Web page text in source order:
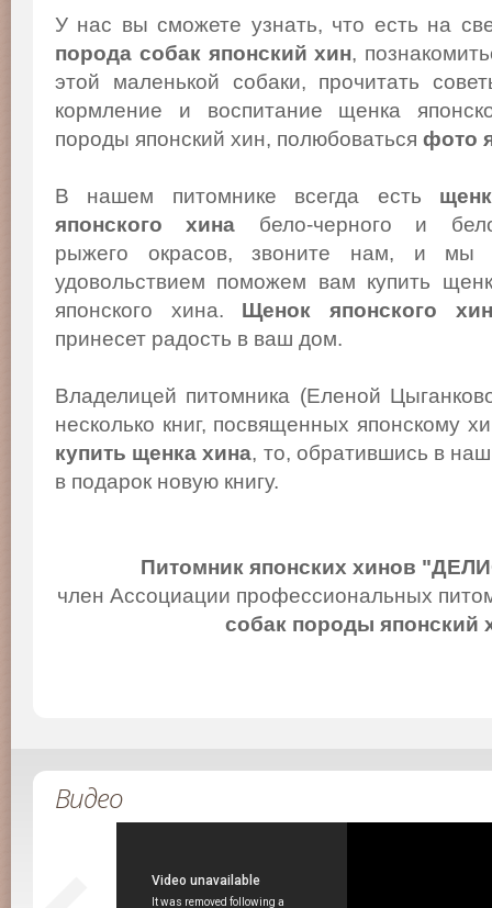
У нас вы сможете узнать, что есть на
порода собак японский хин,
этой маленькой собаки, прочитать
кормление и воспитание щенка
породы японский хин, полюбоваться фото
В нашем питомнике всегда есть
японского хина бело-черного и
рыжего окрасов, звоните нам, и мы
удовольствием поможем вам купить
японского хина. Щенок японского
принесет радость в ваш дом.
Владелицей питомника (Еленой
несколько книг, посвященных японскому
купить щенка хина, то, обратившись в
в подарок новую книгу.
Питомник японских хинов
член Ассоциации профессиональных
собак породы японский
Видео